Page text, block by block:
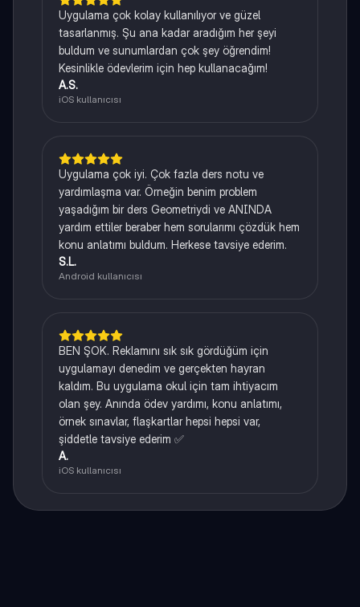
Uygulama çok kolay kullanılıyor ve güzel
tasarlanmış. Şu ana kadar aradığım her şeyi
buldum ve sunumlardan çok şey öğrendim!
Kesinlikle ödevlerim için hep kullanacağım!
A.S.
iOS kullanıcısı
Uygulama çok iyi. Çok fazla ders notu ve
yardımlaşma var. Örneğin benim problem
yaşadığım bir ders Geometriydi ve ANINDA
yardım ettiler beraber hem sorularımı çözdük hem
konu anlatımı buldum. Herkese tavsiye ederim.
S.L.
Android kullanıcısı
BEN ŞOK. Reklamını sık sık gördüğüm için
uygulamayı denedim ve gerçekten hayran
kaldım. Bu uygulama okul için tam ihtiyacım
olan şey. Anında ödev yardımı, konu anlatımı,
örnek sınavlar, flaşkartlar hepsi hepsi var,
şiddetle tavsiye ederim ✅
A.
iOS kullanıcısı